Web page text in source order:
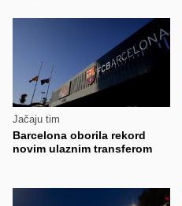
Jačaju tim
Barcelona oborila rekord
novim ulaznim transferom